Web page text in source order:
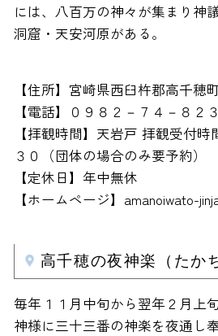
には、八百万の神々が集まり神
洞窟・天安河原がある。
【住所】宮崎県西臼杵郡高千穂
【電話】０９８２－７４－８２３
【拝観時間】天岩戸 拝観受付
３０（団体の場合のみ要予約）
【定休日】年中無休
【ホームページ】amanoiwato-
高千穂の夜神楽（たか
毎年１１月中旬から翌年２月上
神様に三十三番の神楽を夜通し